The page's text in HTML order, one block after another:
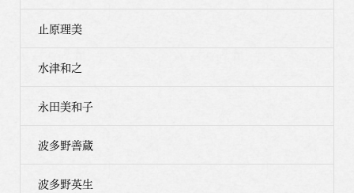
止原理美
水津和之
永田美和子
波多野善蔵
波多野英生